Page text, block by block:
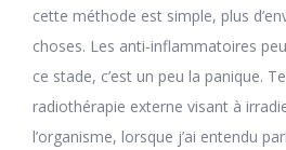
cette méthode est simple, plus
choses. Les anti-inflammatoires
ce stade, c’est un peu la panique.
radiothérapie externe visant à
l’organisme, lorsque j’ai entendu